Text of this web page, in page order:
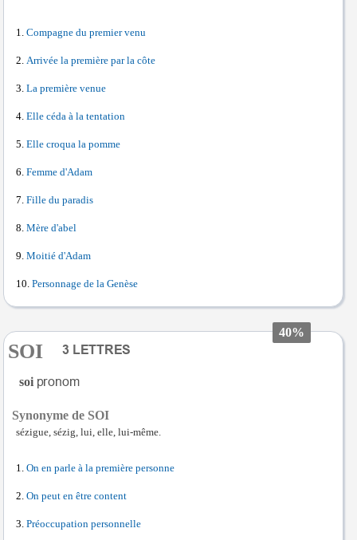
Compagne du premier venu
Arrivée la première par la côte
La première venue
Elle céda à la tentation
Elle croqua la pomme
Femme d'Adam
Fille du paradis
Mère d'abel
Moitié d'Adam
Personnage de la Genèse
40%
SOI
soi
Synonyme de SOI
sézigue, sézig, lui, elle, lui-même.
On en parle à la première personne
On peut en être content
Préoccupation personnelle